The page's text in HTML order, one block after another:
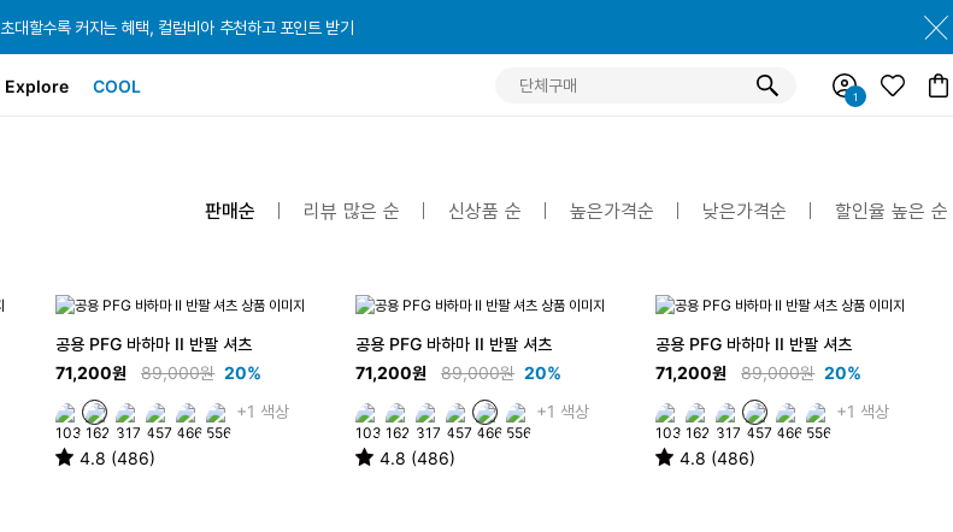
초대할수록 커지는 혜택, 컬럼비아 추천하고 포인트 받기
초대할수록 커지는 혜택, 컬럼비아 추천하고 포인트 받기
초대할수록 커지는 혜택, 컬럼비아 추천하고 포인트 받기
Explore COOL
판매순 리뷰 많은 순 신상품 순 높은가격순 낮은가격순 할인율 높은 순
공용 PFG 바하마 II 반팔 셔츠
71,200원
89,000원 20%
+1 색상
4.8 (486)
공용 PFG 바하마 II 반팔 셔츠
71,200원
89,000원 20%
+1 색상
4.8 (486)
공용 PFG 바하마 II 반팔 셔츠
71,200원
89,000원 20%
+1 색상
4.8 (486)